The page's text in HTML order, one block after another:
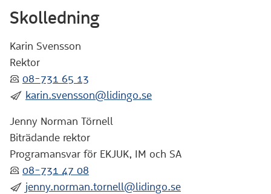
Skolledning
Karin Svensson
Rektor
:telefon: 08-731 65 13
:skicka: karin.svensson@lidingo.se
Jenny Norman Törnell
Biträdande rektor
Programansvar för EKJUK, IM och SA
:telefon: 08-731 47 08
:skicka: jenny.norman.tornell@lidingo.se